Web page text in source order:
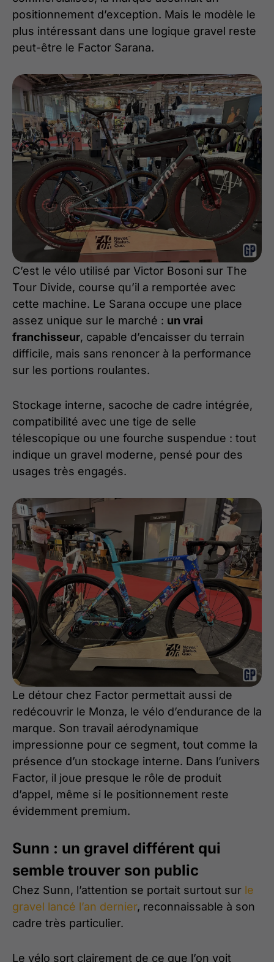
positionnement d’exception. Mais le modèle le
plus intéressant dans une logique gravel reste
peut-être le Factor Sarana.
C’est le vélo utilisé par Victor Bosoni sur The
Tour Divide, course qu’il a remportée avec
cette machine. Le Sarana occupe une place
assez unique sur le marché : un vrai
franchisseur, capable d’encaisser du terrain
difficile, mais sans renoncer à la performance
sur les portions roulantes.
Stockage interne, sacoche de cadre intégrée,
compatibilité avec une tige de selle
télescopique ou une fourche suspendue : tout
indique un gravel moderne, pensé pour des
usages très engagés.
Le détour chez Factor permettait aussi de
redécouvrir le Monza, le vélo d’endurance de la
marque. Son travail aérodynamique
impressionne pour ce segment, tout comme la
présence d’un stockage interne. Dans l’univers
Factor, il joue presque le rôle de produit
d’appel, même si le positionnement reste
évidemment premium.
Sunn : un gravel différent qui
semble trouver son public
Chez Sunn, l’attention se portait surtout sur le
gravel lancé l’an dernier, reconnaissable à son
cadre très particulier.
Le vélo sort clairement de ce que l’on voit